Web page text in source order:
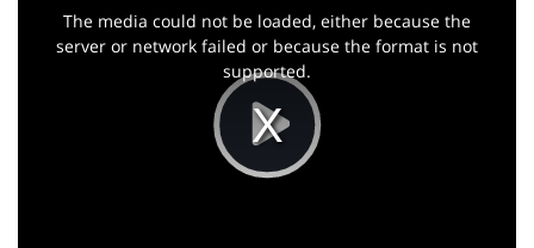
Play
The media could not be loaded, either because the
server or network failed or because the format is not
supported.